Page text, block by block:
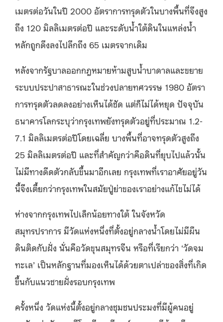
เมตรต่อวันในปี 2000 อัตราการทรุดตัวในบางพื้นที่จึงสูง
ถึง 120 มิลลิเมตรต่อปี และระดับน้ำใต้ดินในแหล่งน้ำ
หลักถูกดึงลงไปลึกถึง 65 เมตรจากเดิม
หลังจากรัฐบาลออกกฎหมายห้ามสูบน้ำบาดาลและขยาย
ระบบประปาสาธารณะในช่วงปลายทศวรรษ 1980 อัตรา
การทรุดตัวลดลงอย่างเห็นได้ชัด แต่ก็ไม่ได้หยุด ปัจจุบัน
ธนาคารโลกระบุว่ากรุงเทพยังทรุดตัวอยู่ที่ประมาณ 1.2-
7.1 มิลลิเมตรต่อปีโดยเฉลี่ย บางพื้นที่อาจทรุดตัวสูงถึง
25 มิลลิเมตรต่อปี และที่สำคัญกว่าคือดินที่ยุบไปแล้วนั้น
ไม่มีทางดีดตัวกลับขึ้นมาอีกเลย กรุงเทพที่เราอาศัยอยู่วัน
นี้จึงเตี้ยกว่ากรุงเทพในสมัยปู่ย่าของเราอย่างแก้ไขไม่ได้
ห่างจากกรุงเทพไปเล็กน้อยทางใต้ ในจังหวัด
สมุทรปราการ มีวัดแห่งหนึ่งที่ตั้งอยู่กลางน้ำโดยไม่มีผืน
ดินติดกับฝั่ง นั่นคือวัดขุนสมุทรจีน หรือที่เรียกว่า ‘วัดจม
ทะเล’ เป็นหลักฐานที่มองเห็นได้ด้วยตาเปล่าของสิ่งที่เกิด
ขึ้นกับแนวชายฝั่งรอบกรุงเทพ
ครั้งหนึ่ง วัดแห่งนี้ตั้งอยู่กลางชุมชนประมงที่มีผู้คนอยู่